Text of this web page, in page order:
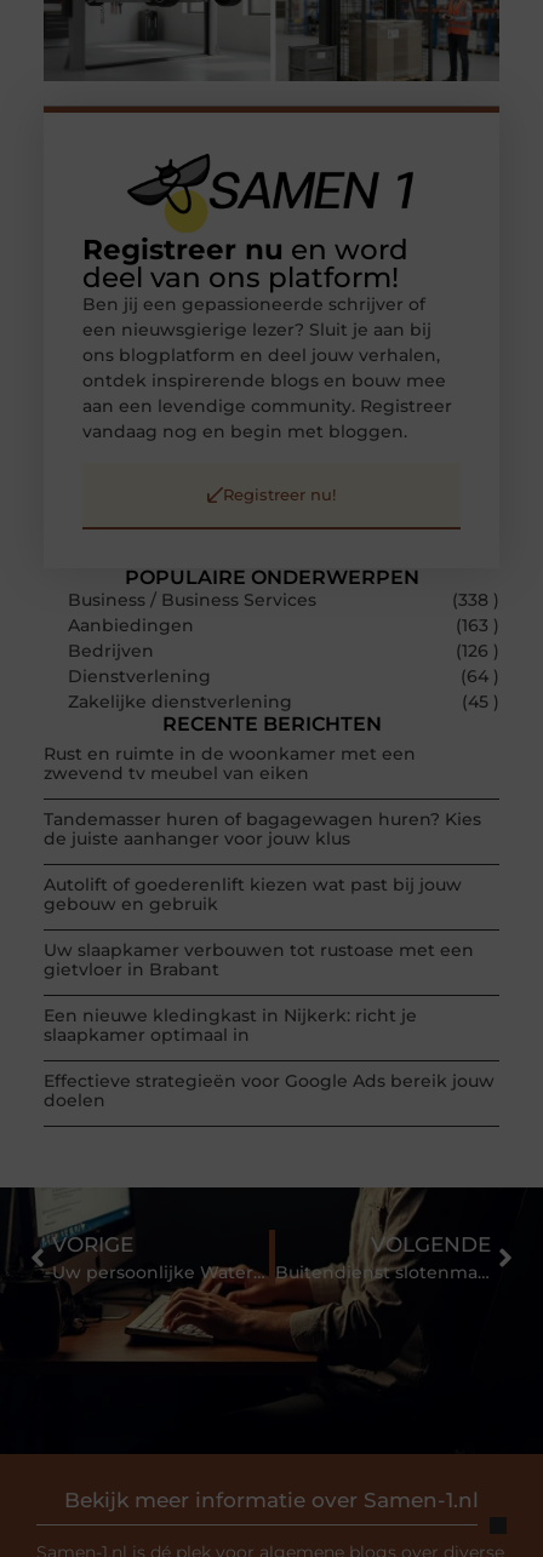
POPULAIRE ONDERWERPEN
Business / Business Services
(338 )
Aanbiedingen
(163 )
Bedrijven
(126 )
Dienstverlening
(64 )
Zakelijke dienstverlening
(45 )
RECENTE BERICHTEN
Rust en ruimte in de woonkamer met een
zwevend tv meubel van eiken
Tandemasser huren of bagagewagen huren? Kies
de juiste aanhanger voor jouw klus
Autolift of goederenlift kiezen wat past bij jouw
gebouw en gebruik
Uw slaapkamer verbouwen tot rustoase met een
gietvloer in Brabant
Een nieuwe kledingkast in Nijkerk: richt je
slaapkamer optimaal in
Effectieve strategieën voor Google Ads bereik jouw
doelen
Registreer nu en word
deel van ons platform!
Ben jij een gepassioneerde schrijver of
een nieuwsgierige lezer? Sluit je aan bij
ons blogplatform en deel jouw verhalen,
ontdek inspirerende blogs en bouw mee
aan een levendige community. Registreer
vandaag nog en begin met bloggen.
Registreer nu!
Bekijk meer informatie over Samen-1.nl
Samen-1.nl is dé plek voor algemene blogs over diverse
VORIGE
Uw persoonlijke Waterman vulpen, Montblanc vulpen of Parker pen kopen
VOLGENDE
Buitendienst slotenmaker